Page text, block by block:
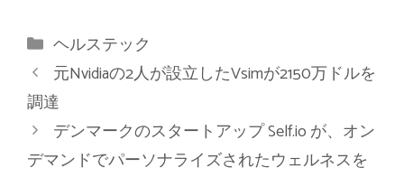
カ
テ
ゴ
リ
ー
ヘルステック
元Nvidiaの2人が設立したVsimが2150万ドルを
調達
デンマークのスタートアップ Self.io が、オン
デマンドでパーソナライズされたウェルネスを